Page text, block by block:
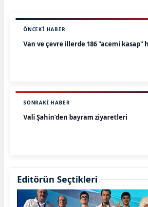
ÖNCEKI HABER
Van ve çevre illerde 186 "acemi kasap"
SONRAKI HABER
Vali Şahin’den bayram ziyaretleri
Editörün Seçtikleri